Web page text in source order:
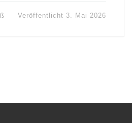
Veröffentlicht 3. Mai 2026